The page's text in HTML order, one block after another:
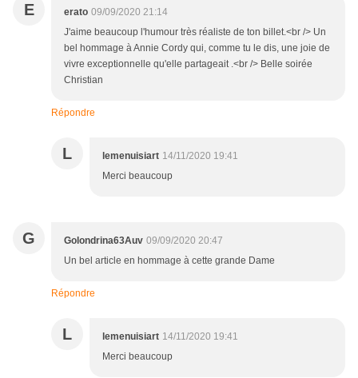
E erato 09/09/2020 21:14
J'aime beaucoup l'humour très réaliste de ton billet.<br /> Un
bel hommage à Annie Cordy qui, comme tu le dis, une joie de
vivre exceptionnelle qu'elle partageait .<br /> Belle soirée
Christian
Répondre
L lemenuisiart 14/11/2020 19:41
Merci beaucoup
G Golondrina63Auv 09/09/2020 20:47
Un bel article en hommage à cette grande Dame
Répondre
L lemenuisiart 14/11/2020 19:41
Merci beaucoup